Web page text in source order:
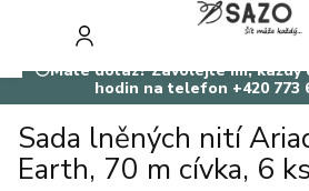
⚪Máte dotaz? Zavolejte mi, každý
hodin na telefon +420 773
Sada lněných nití
Earth, 70 m cívka, 6